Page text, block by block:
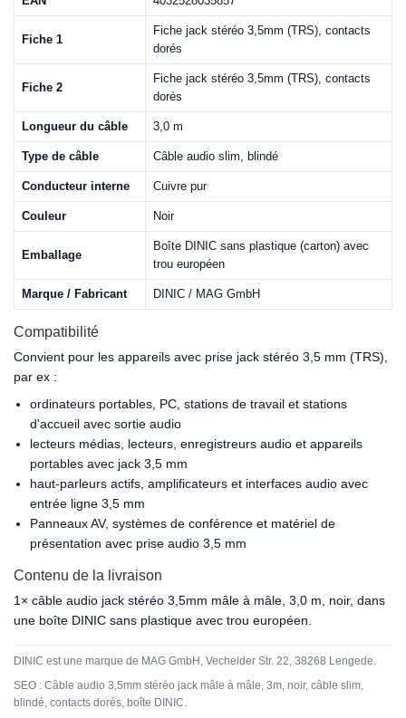
Fiche 1
Fiche jack stéréo 3,5mm (TRS), contacts
dorés
Fiche 2
Fiche jack stéréo 3,5mm (TRS), contacts
dorés
Longueur du câble 3,0 m
Type de câble Câble audio slim, blindé
Conducteur interne Cuivre pur
Couleur Noir
Emballage
Boîte DINIC sans plastique (carton) avec
trou européen
Marque / Fabricant DINIC / MAG GmbH
Compatibilité
Convient pour les appareils avec prise jack stéréo 3,5 mm (TRS),
par ex :
ordinateurs portables, PC, stations de travail et stations
d'accueil avec sortie audio
lecteurs médias, lecteurs, enregistreurs audio et appareils
portables avec jack 3,5 mm
haut-parleurs actifs, amplificateurs et interfaces audio avec
entrée ligne 3,5 mm
Panneaux AV, systèmes de conférence et matériel de
présentation avec prise audio 3,5 mm
Contenu de la livraison
1× câble audio jack stéréo 3,5mm mâle à mâle, 3,0 m, noir, dans
une boîte DINIC sans plastique avec trou européen.
DINIC est une marque de MAG GmbH, Vechelder Str. 22, 38268 Lengede.
SEO : Câble audio 3,5mm stéréo jack mâle à mâle, 3m, noir, câble slim,
blindé, contacts dorés, boîte DINIC.